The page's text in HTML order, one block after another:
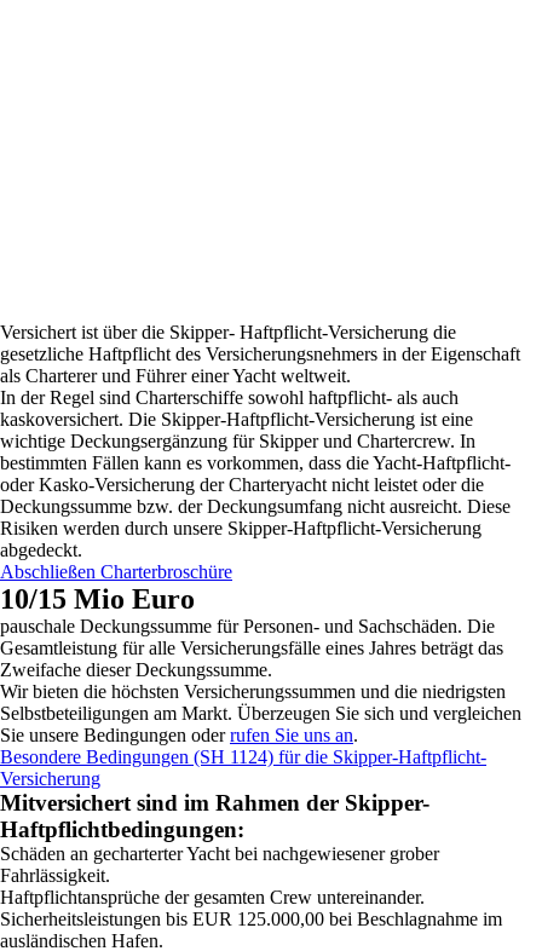
Versichert ist über die Skipper- Haftpflicht-Versicherung die
gesetzliche Haftpflicht des Versicherungsnehmers in der Eigenschaft
als Charterer und Führer einer Yacht weltweit.
In der Regel sind Charterschiffe sowohl haftpflicht- als auch
kaskoversichert. Die Skipper-Haftpflicht-Versicherung ist eine
wichtige Deckungsergänzung für Skipper und Chartercrew. In
bestimmten Fällen kann es vorkommen, dass die Yacht-Haftpflicht-
oder Kasko-Versicherung der Charteryacht nicht leistet oder die
Deckungssumme bzw. der Deckungsumfang nicht ausreicht. Diese
Risiken werden durch unsere Skipper-Haftpflicht-Versicherung
abgedeckt.
Abschließen Charterbroschüre
10/15 Mio Euro
pauschale Deckungssumme für Personen- und Sachschäden. Die
Gesamtleistung für alle Versicherungsfälle eines Jahres beträgt das
Zweifache dieser Deckungssumme.
Wir bieten die höchsten Versicherungssummen und die niedrigsten
Selbstbeteiligungen am Markt. Überzeugen Sie sich und vergleichen
Sie unsere Bedingungen oderrufen Sie uns an.
Besondere Bedingungen (SH 1124) für die Skipper-Haftpflicht-
Versicherung
Mitversichert sind im Rahmen der Skipper-
Haftpflichtbedingungen:
Schäden an gecharterter Yacht bei nachgewiesener grober
Fahrlässigkeit.
Haftpflichtansprüche der gesamten Crew untereinander.
Sicherheitsleistungen bis EUR 125.000,00 bei Beschlagnahme im
ausländischen Hafen.